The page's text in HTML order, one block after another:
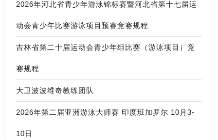
2026年河北省青少年游泳锦标赛暨河北省第十七届运
动会青少年比赛游泳项目预赛竞赛规程
吉林省第二十届运动会青少年组比赛（游泳项目）竞
赛规程
大卫波波维奇教练团队
2026年第二届亚洲游泳大师赛 印度班加罗尔 10月3-
10日